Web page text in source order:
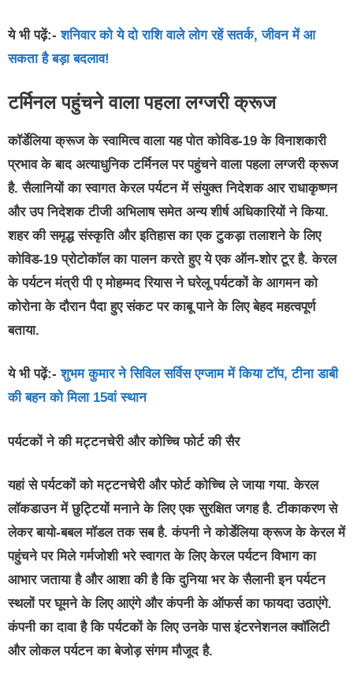
ये भी पढ़ें:-शनिवार को ये दो राशि वाले लोग रहें सतर्क, जीवन में आ
सकता है बड़ा बदलाव!
टर्मिनल पहुंचने वाला पहला लग्जरी क्रूज
कॉर्डेलिया क्रूज के स्वामित्व वाला यह पोत कोविड-19 के विनाशकारी
प्रभाव के बाद अत्याधुनिक टर्मिनल पर पहुंचने वाला पहला लग्जरी क्रूज
है. सैलानियों का स्वागत केरल पर्यटन में संयुक्त निदेशक आर राधाकृष्णन
और उप निदेशक टीजी अभिलाष समेत अन्य शीर्ष अधिकारियों ने किया.
शहर की समृद्ध संस्कृति और इतिहास का एक टुकड़ा तलाशने के लिए
कोविड-19 प्रोटोकॉल का पालन करते हुए ये एक ऑन-शोर टूर है. केरल
के पर्यटन मंत्री पी ए मोहम्मद रियास ने घरेलू पर्यटकों के आगमन को
कोरोना के दौरान पैदा हुए संकट पर काबू पाने के लिए बेहद महत्वपूर्ण
बताया.
ये भी पढ़ें:-शुभम कुमार ने सिविल सर्विस एग्जाम में किया टॉप, टीना डाबी
की बहन को मिला 15वां स्थान
पर्यटकों ने की मट्टनचेरी और कोच्चि फोर्ट की सैर
यहां से पर्यटकों को मट्टनचेरी और फोर्ट कोच्चि ले जाया गया. केरल
लॉकडाउन में छुट्टियों मनाने के लिए एक सुरक्षित जगह है. टीकाकरण से
लेकर बायो-बबल मॉडल तक सब है. कंपनी ने कोर्डेलिया क्रूज के केरल में
पहुंचने पर मिले गर्मजोशी भरे स्वागत के लिए केरल पर्यटन विभाग का
आभार जताया है और आशा की है कि दुनिया भर के सैलानी इन पर्यटन
स्थलों पर घूमने के लिए आएंगे और कंपनी के ऑफर्स का फायदा उठाएंगे.
कंपनी का दावा है कि पर्यटकों के लिए उनके पास इंटरनेशनल क्वॉलिटी
और लोकल पर्यटन का बेजोड़ संगम मौजूद है.